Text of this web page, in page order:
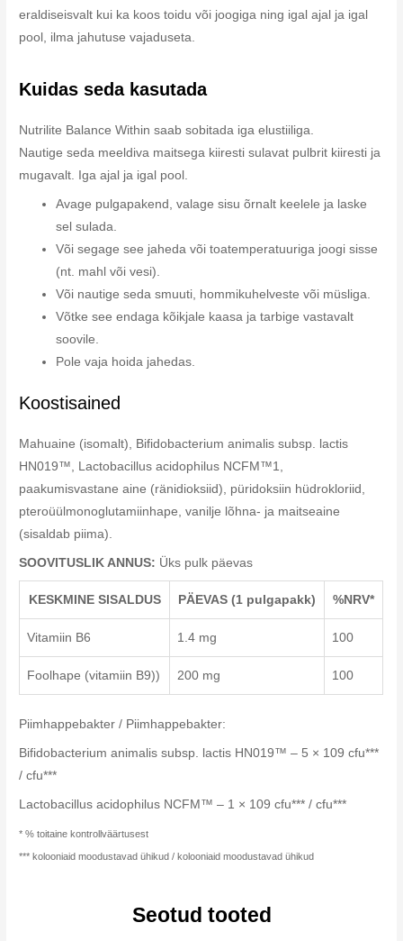
eraldiseisvalt kui ka koos toidu või joogiga ning igal ajal ja igal
pool, ilma jahutuse vajaduseta.
Kuidas seda kasutada
Nutrilite Balance Within saab sobitada iga elustiiliga.
Nautige seda meeldiva maitsega kiiresti sulavat pulbrit kiiresti ja
mugavalt. Iga ajal ja igal pool.
Avage pulgapakend, valage sisu õrnalt keelele ja laske
sel sulada.
Või segage see jaheda või toatemperatuuriga joogi sisse
(nt. mahl või vesi).
Või nautige seda smuuti, hommikuhelveste või müsliga.
Võtke see endaga kõikjale kaasa ja tarbige vastavalt
soovile.
Pole vaja hoida jahedas.
Koostisained
Mahuaine (isomalt), Bifidobacterium animalis subsp. lactis
HN019™, Lactobacillus acidophilus NCFM™1,
paakumisvastane aine (ränidioksiid), püridoksiin hüdrokloriid,
pteroüülmonoglutamiinhape, vanilje lõhna- ja maitseaine
(sisaldab piima).
SOOVITUSLIK ANNUS: Üks pulk päevas
KESKMINE SISALDUS PÄEVAS (1 pulgapakk) %NRV*
Vitamiin B6 1.4 mg 100
Foolhape (vitamiin B9)) 200 mg 100
Piimhappebakter / Piimhappebakter:
Bifidobacterium animalis subsp. lactis HN019™ – 5 × 109 cfu***
/ cfu***
Lactobacillus acidophilus NCFM™ – 1 × 109 cfu*** / cfu***
* % toitaine kontrollväärtusest
*** kolooniaid moodustavad ühikud / kolooniaid moodustavad ühikud
Seotud tooted